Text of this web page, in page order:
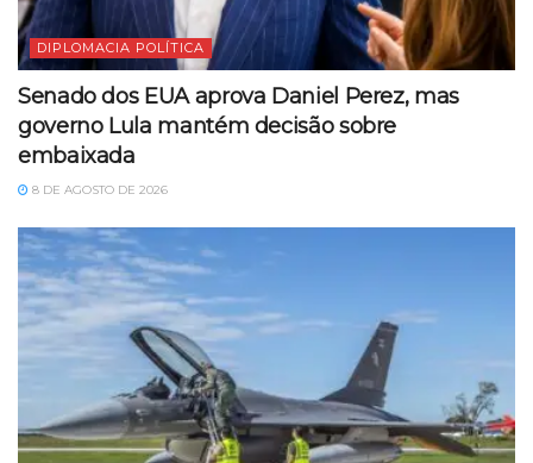
DIPLOMACIA POLÍTICA
Senado dos EUA aprova Daniel Perez, mas
governo Lula mantém decisão sobre
embaixada
8 DE AGOSTO DE 2026